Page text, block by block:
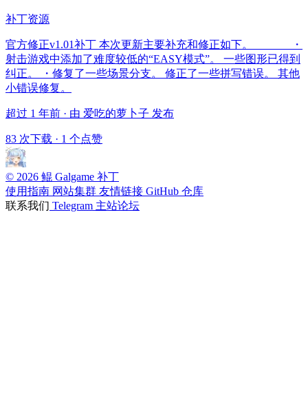
补丁资源
官方修正v1.01补丁 本次更新主要补充和修正如下。 ・
射击游戏中添加了难度较低的“EASY模式”。 一些图形已得到
纠正。 ・修复了一些场景分支。 修正了一些拼写错误。 其他
小错误修复。
超过 1 年前 · 由 爱吃的萝卜子 发布
83 次下载 · 1 个点赞
© 2026 鲲 Galgame 补丁
使用指南 网站集群 友情链接 GitHub 仓库
联系我们 Telegram 主站论坛